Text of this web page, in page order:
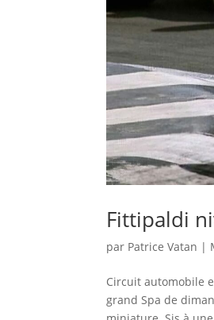
Fittipaldi
par Patrice Vatan |
Circuit automobile
grand Spa de